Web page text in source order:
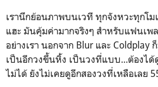
เรานึกย้อนภาพบนเวที ทุกจังหวะทุกโ
แฮะ มันคุ้มค่ามากจริงๆ สำหรับแฟนเพ
อย่างเรา นอกจาก Blur และ Coldplay
เป็นอีกวงขึ้นหิ้ง เป็นวงที่แบบ...ต้องไ
ไม่ได้ ยังไม่เคยดูอีกสองวงที่เหลือเลย